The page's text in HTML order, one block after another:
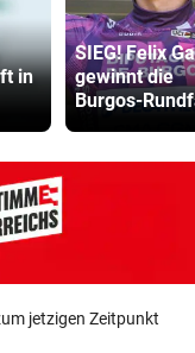
in
SIEG! Felix
gewinnt die
Burgos-
jetzigen Zeitpunkt